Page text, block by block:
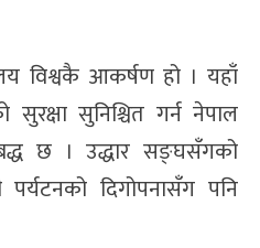
विश्वकै आकर्षण हो । यहाँ
सुनिश्चित गर्न नेपाल
छ । उद्धार सङ्घसँगको
पर्यटनको दिगोपनासँग पनि